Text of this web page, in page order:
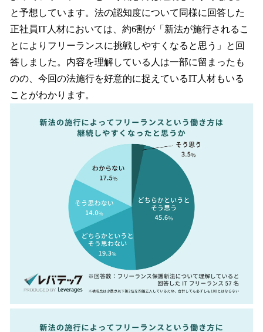
と予想しています。法の認知度について同様に回答した
正社員IT人材においては、約6割が「新法が施行されるこ
とによりフリーランスに挑戦しやすくなると思う」と回
答しました。内容を理解している人は一部に留まったも
のの、今回の法施行を好意的に捉えているIT人材もいる
ことがわかります。